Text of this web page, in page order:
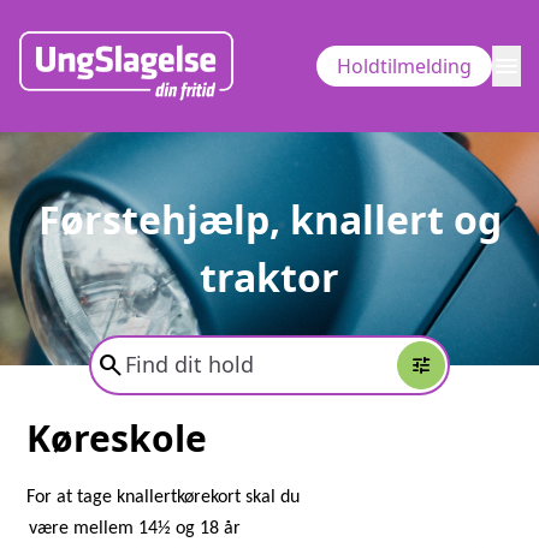
Holdtilmelding
Førstehjælp, knallert og
traktor
search tune
Køreskole
For at tage knallertkørekort skal du
være mellem 14½ og 18 år